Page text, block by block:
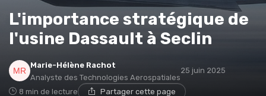
L'importance stratégique de
l'usine Dassault à Seclin
Marie-Hélène Rachot
Analyste des Technologies Aerospatiales
25 juin 2025
8 min de lecture Partager cette page